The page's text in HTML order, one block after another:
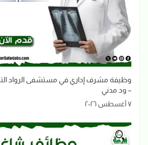
وظيفة مشرف إداري في مستشفى الرواد
– ود مدني
٧ أغسطس ٢٠٢٦